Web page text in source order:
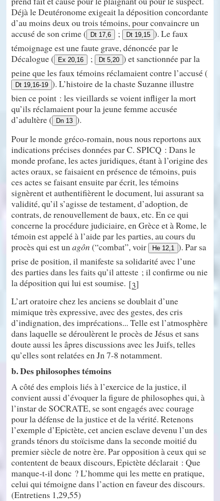
Déjà le Deutéronome exigeait la déposition concordante
d’au moins deux ou trois témoins, pour convaincre un
accusé de son crime (
Dt 17,6 ; Dt 19,15 ). Le faux
témoignage est une faute grave, dénoncée par le
Décalogue (
Ex 20,16 ; Dt 5,20 ) et sanctionnée par la
peine que les faux témoins réclamaient contre l’accusé (
Dt 19,16-19 ). L’histoire de la chaste Suzanne illustre
bien ce point : les vieillards se voient infliger la mort
qu’ils réclamaient pour la jeune femme accusée
d’adultère (
Dn 13 ).
Pour le monde gréco-romain, nous nous reportons aux
indications précises données par C. SPICQ : Dans le
monde profane, les actes juridiques, étant à l’origine des
actes oraux, se faisaient en présence de témoins, puis
ces actes se faisant ensuite par écrit, les témoins
signèrent et authentifièrent le document, lui assurant sa
validité, qu’il s’agisse de testament, d’adoption, de
contrats, de renouvellement de baux, etc. En ce qui
concerne la procédure judiciaire, en Grèce et à Rome, le
témoin est appelé à l’aide par les parties, au cours du
procès qui est unagôn(“combat”, voir He 12,1 ). Par sa
prise de position, il manifeste sa solidarité avec l’une
des parties dans les faits qu’il atteste ; il confirme ou nie
la déposition qui lui est soumise. [3]
L’art oratoire chez les anciens se doublait d’une
mimique très expressive, avec des gestes, des cris
d’indignation, des imprécations... Telle est l’atmosphère
dans laquelle se déroulèrent le procès de Jésus et sans
doute aussi les âpres discussions avec les Juifs, telles
qu’elles sont relatées en Jn 7-8 notamment.
b. Des philosophes témoins
A côté des emplois liés à l’exercice de la justice, il
convient aussi d’évoquer la figure de philosophes qui, à
l’instar de SOCRATE, se sont engagés avec courage
pour la défense de la justice et de la vérité. Retenons
l’exemple d’Epictète, cet ancien esclave devenu l’un des
grands ténors du stoïcisme dans la seconde moitié du
premier siècle de notre ère. Par opposition à ceux qui se
contentent de beaux discours, Epictète déclarait : Que
manque-t-il donc ? L’homme qui les mette en pratique,
celui qui témoigne dans l’action en faveur des discours.
(Entretiens 1,29,55)